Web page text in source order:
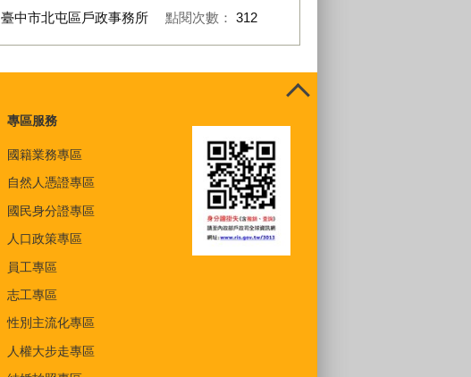
臺中市北屯區戶政事務所 點閱次數： 312
專區服務
國籍業務專區
自然人憑證專區
國民身分證專區
人口政策專區
員工專區
志工專區
性別主流化專區
人權大步走專區